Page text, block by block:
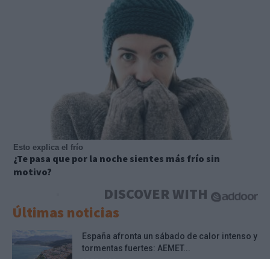
Esto explica el frío
¿Te pasa que por la noche sientes más frío sin
motivo?
DISCOVER WITH
Últimas noticias
España afronta un sábado de calor intenso y
tormentas fuertes: AEMET...